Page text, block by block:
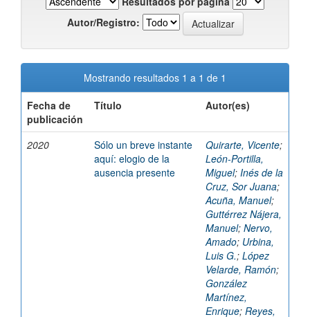
Autor/Registro:
Mostrando resultados 1 a 1 de 1
Fecha de
publicación
Título Autor(es)
2020
Sólo un breve instante
aquí: elogio de la
ausencia presente
Quirarte, Vicente;
León-Portilla,
Miguel; Inés de la
Cruz, Sor Juana;
Acuña, Manuel;
Guttérrez Nájera,
Manuel; Nervo,
Amado; Urbina,
Luis G.; López
Velarde, Ramón;
González
Martínez,
Enrique; Reyes,